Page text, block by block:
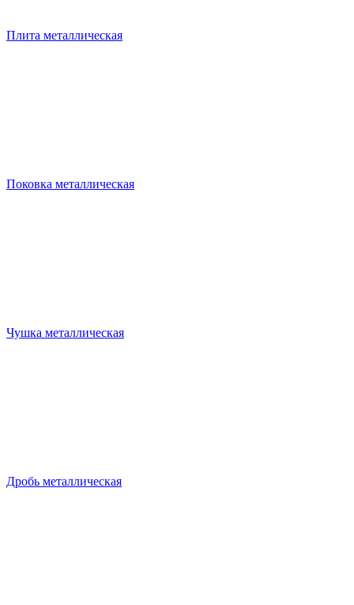
Плита металлическая
Поковка металлическая
Чушка металлическая
Дробь металлическая